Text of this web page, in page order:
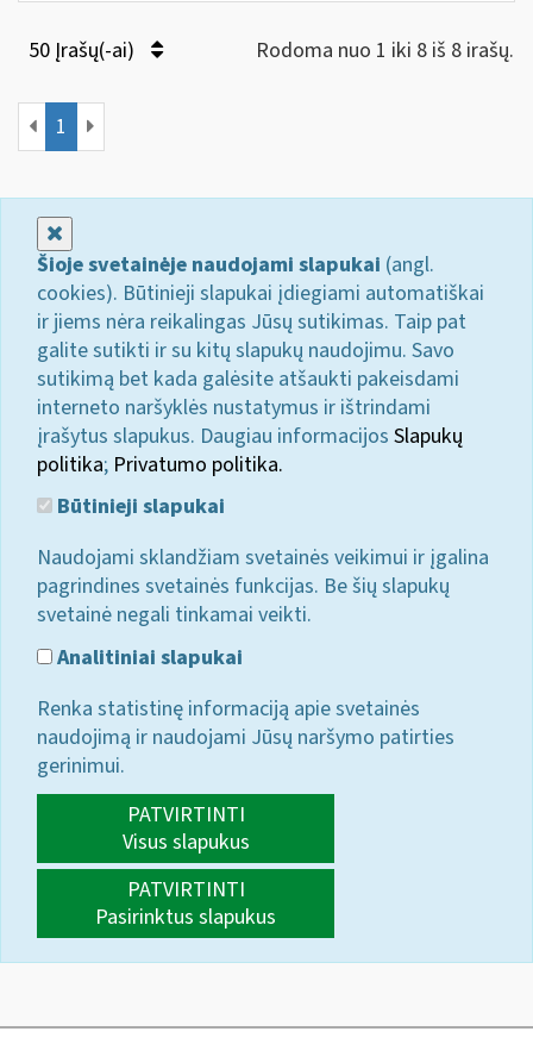
50 Įrašų(-ai) Rodoma nuo 1 iki 8 iš 8 irašų.
1
Šioje svetainėje naudojami slapukai (angl.
cookies). Būtinieji slapukai įdiegiami automatiškai
ir jiems nėra reikalingas Jūsų sutikimas. Taip pat
galite sutikti ir su kitų slapukų naudojimu. Savo
sutikimą bet kada galėsite atšaukti pakeisdami
interneto naršyklės nustatymus ir ištrindami
įrašytus slapukus. Daugiau informacijos Slapukų
politika; Privatumo politika.
Būtinieji slapukai
Naudojami sklandžiam svetainės veikimui ir įgalina
pagrindines svetainės funkcijas. Be šių slapukų
svetainė negali tinkamai veikti.
Analitiniai slapukai
Renka statistinę informaciją apie svetainės
naudojimą ir naudojami Jūsų naršymo patirties
gerinimui.
PATVIRTINTI
Visus slapukus
PATVIRTINTI
Pasirinktus slapukus